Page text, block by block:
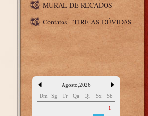
MURAL DE RECADOS
Contatos - TIRE AS DÚVIDAS
Agosto 2026
Dm
Sg Tr Qa Qi Sx
Sb
1